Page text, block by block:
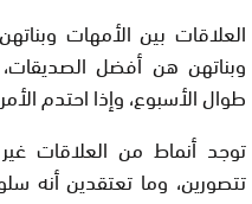
العلاقات بين الأمهات
وبناتهن هن أفضل
طوال الأسبوع، وإذا احتدم
توجد أنماط من العلاقات
تتصورين، وما تعتقدين